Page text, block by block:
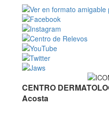
CENTRO
Acosta